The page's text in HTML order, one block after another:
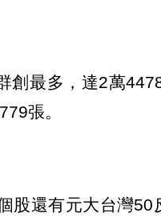
創最多，達2萬
張。
股還有元大台灣